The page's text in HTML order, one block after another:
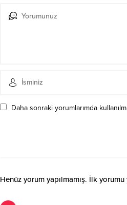
Daha sonraki yorumlarımda
Henüz yorum yapılmamış. İlk